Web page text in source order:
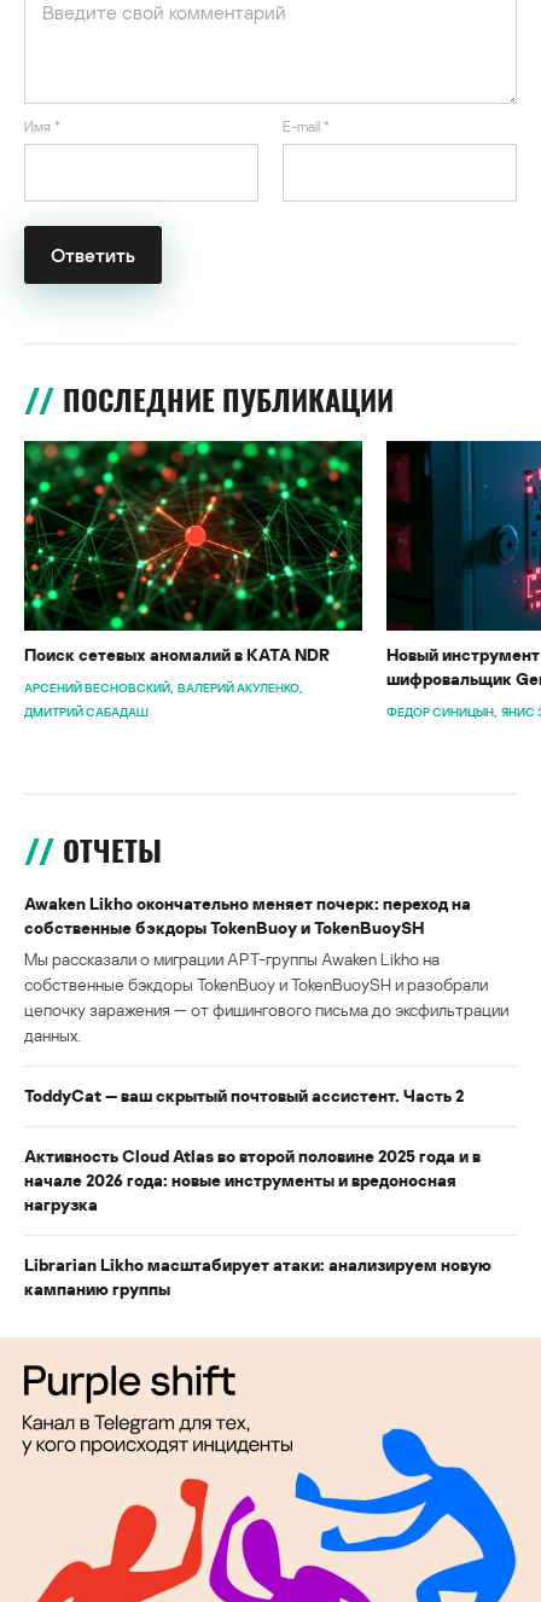
Имя * E-mail *
ПОСЛЕДНИЕ ПУБЛИКАЦИИ
Поиск сетевых аномалий в KATA NDR
АРСЕНИЙ ВЕСНОВСКИЙ ВАЛЕРИЙ АКУЛЕНКО
ДМИТРИЙ САБАДАШ
Новый
шифровальщик
ФЕДОР СИНИЦЫН ЯНИС
ОТЧЕТЫ
Awaken Likho окончательно меняет почерк: переход на
собственные бэкдоры TokenBuoy и TokenBuoySH
Мы рассказали о миграции APT-группы Awaken Likho на
собственные бэкдоры TokenBuoy и TokenBuoySH и разобрали
цепочку заражения — от фишингового письма до эксфильтрации
данных.
ToddyCat — ваш скрытый почтовый ассистент. Часть 2
Активность Cloud Atlas во второй половине 2025 года и в
начале 2026 года: новые инструменты и вредоносная
нагрузка
Librarian Likho масштабирует атаки: анализируем новую
кампанию группы